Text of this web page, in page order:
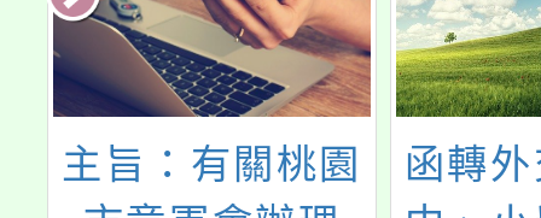
主旨：有關桃園
函轉